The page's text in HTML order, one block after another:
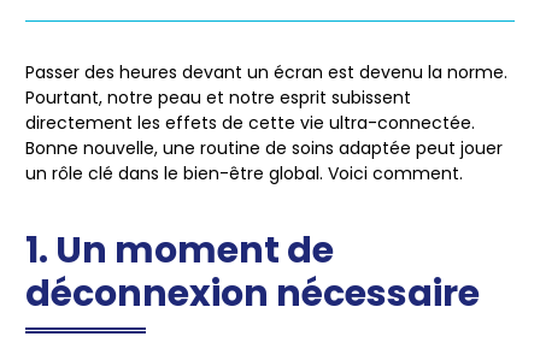
Passer des heures devant un écran est devenu la norme.
Pourtant, notre peau et notre esprit subissent
directement les effets de cette vie ultra-connectée.
Bonne nouvelle, une routine de soins adaptée peut jouer
un rôle clé dans le bien-être global. Voici comment.
1. Un moment de
déconnexion nécessaire